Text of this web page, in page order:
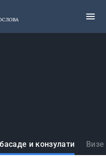
и конзулати